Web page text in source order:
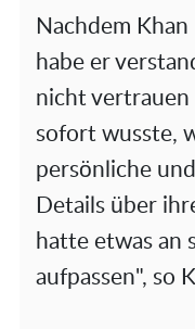
Nachdem
habe er
nicht vertrauen
sofort wusste,
persönliche
Details über
hatte etwas an
aufpassen", so